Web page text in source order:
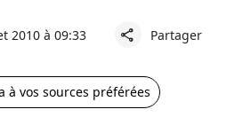
2010 à 09:33 share Partager
à vos sources préférées